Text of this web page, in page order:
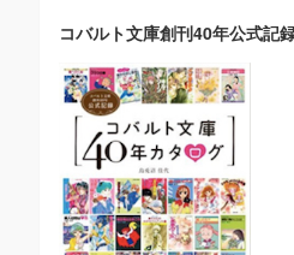
コバルト文庫創刊40年公式記